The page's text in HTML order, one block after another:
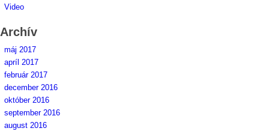
Video
Archív
máj 2017
apríl 2017
február 2017
december 2016
október 2016
september 2016
august 2016